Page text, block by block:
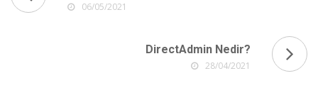
06/05/2021
DirectAdmin Nedir?
28/04/2021